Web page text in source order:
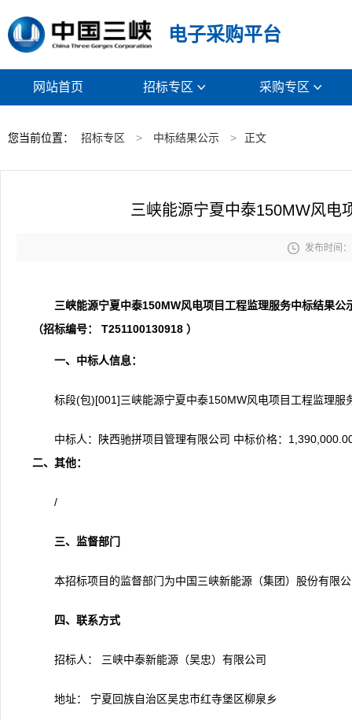
电子采购平台
网站首页 招标专区  采购专区 
您当前位置： 招标专区 > 中标结果公示 > 正文
三峡能源宁夏中泰150MW风电
 发布时间
三峡能源宁夏中泰150MW风电项目工程监理服务中标结果公
（招标编号： T251100130918 ）
一、中标人信息：
标段(包)[001]三峡能源宁夏中泰150MW风电项目工程监理服
中标人：陕西驰拼项目管理有限公司 中标价格：
二、 其他：
/
三、监督部门
本招标项目的监督部门为中国三峡新能源（集团）股份有限
四、联系方式
招标人： 三峡中泰新能源（吴忠）有限公司
地址： 宁夏回族自治区吴忠市红寺堡区柳泉乡